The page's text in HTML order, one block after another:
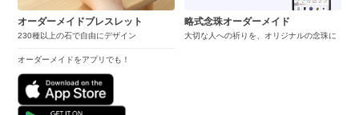
オーダーメイドブレスレット
230種以上の石で自由にデザイン
オーダーメイドをアプリでも！
略式念珠オーダーメイド
大切な人への祈りを、オリジナルの念珠に